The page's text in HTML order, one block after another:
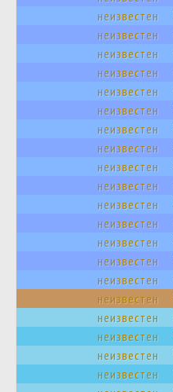
неизвестен
неизвестен
неизвестен
неизвестен
неизвестен
неизвестен
неизвестен
неизвестен
неизвестен
неизвестен
неизвестен
неизвестен
неизвестен
неизвестен
неизвестен
неизвестен
неизвестен
неизвестен
неизвестен
неизвестен